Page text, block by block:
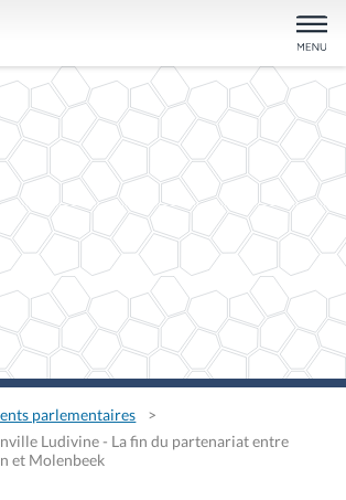
parlementaires
Ludivine - La fin du partenariat entre
et Molenbeek